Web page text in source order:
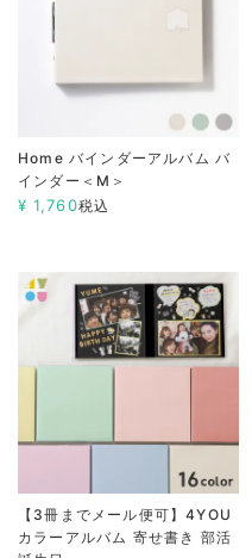
Home バインダーアルバム バ
インダー＜M＞
¥ 1,760税込
【3冊までメール便可】4YOU
カラーアルバム 寄せ書き 部活